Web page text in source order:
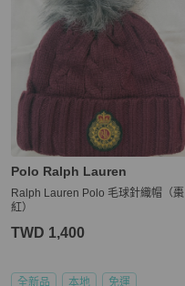
Polo Ralph Lauren
Ralph Lauren Polo 毛球針織帽（棗
紅）
TWD 1,400
全新品 本地 免運